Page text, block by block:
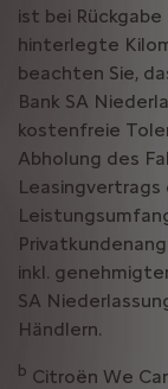
ist bei
hinterlegte
beachten Sie,
Bank SA
kostenfreie
Abholung des
inkl.
SA
Händlern.
b Citroën We